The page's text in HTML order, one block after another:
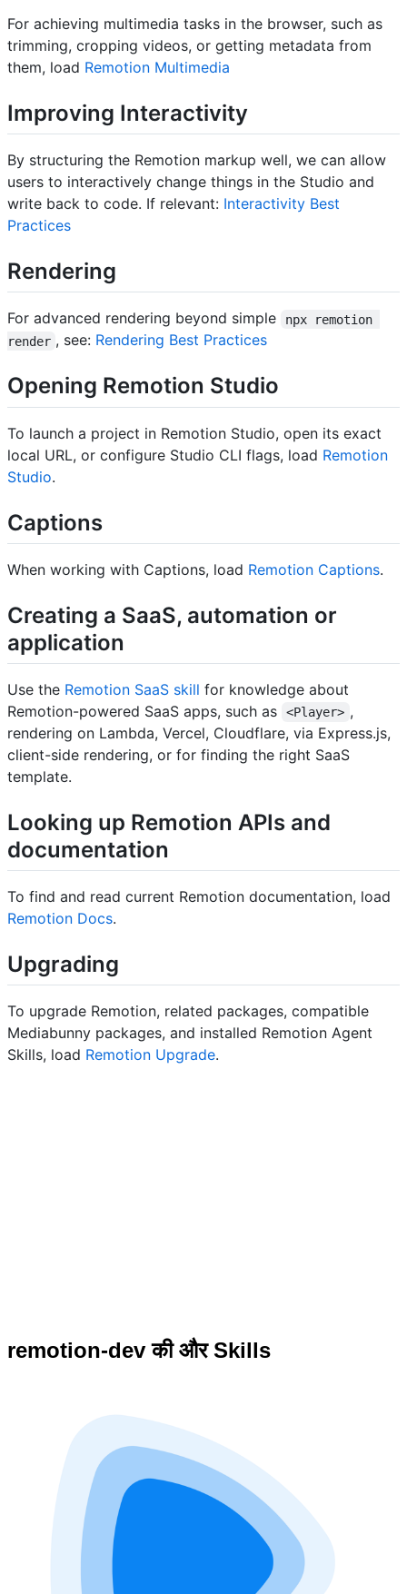
For achieving multimedia tasks in the browser, such as
trimming, cropping videos, or getting metadata from
them, load Remotion Multimedia
Improving Interactivity
By structuring the Remotion markup well, we can allow
users to interactively change things in the Studio and
write back to code. If relevant: Interactivity Best
Practices
Rendering
For advanced rendering beyond simple
npx remotion
render , see: Rendering Best Practices
Opening Remotion Studio
To launch a project in Remotion Studio, open its exact
local URL, or configure Studio CLI flags, load Remotion
Studio.
Captions
When working with Captions, load Remotion Captions.
Creating a SaaS, automation or
application
Use the Remotion SaaS skill for knowledge about
Remotion-powered SaaS apps, such as
<Player> ,
rendering on Lambda, Vercel, Cloudflare, via Express.js,
client-side rendering, or for finding the right SaaS
template.
Looking up Remotion APIs and
documentation
To find and read current Remotion documentation, load
Remotion Docs.
Upgrading
To upgrade Remotion, related packages, compatible
Mediabunny packages, and installed Remotion Agent
Skills, load Remotion Upgrade.
remotion-dev की और Skills